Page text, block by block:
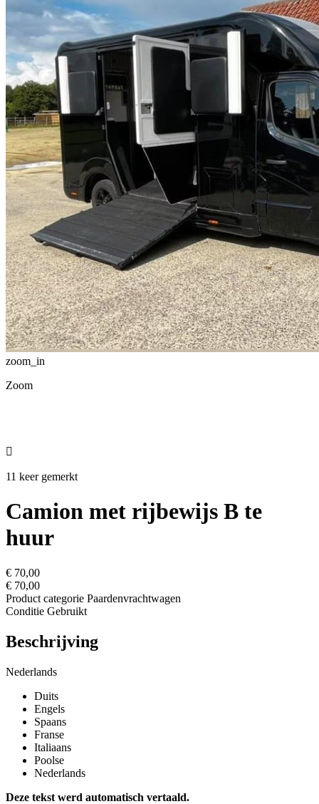
zoom_in
Zoom

11 keer gemerkt
Camion met rijbewijs B te
huur
€ 70,00
€ 70,00
Product categorie Paardenvrachtwagen
Conditie Gebruikt
Beschrijving
Nederlands
Duits
Engels
Spaans
Franse
Italiaans
Poolse
Nederlands
Deze tekst werd automatisch vertaald.